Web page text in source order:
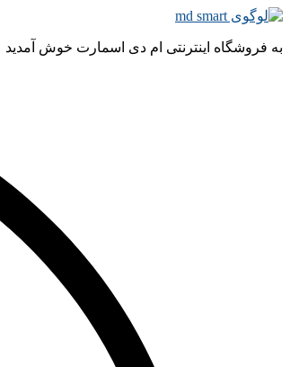
به فروشگاه اینترنتی ام دی اسمارت خوش آمدید